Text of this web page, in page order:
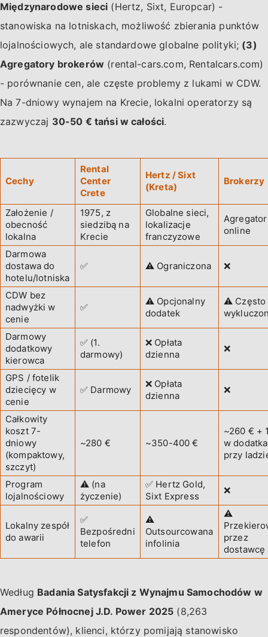
Międzynarodowe sieci (Hertz, Sixt, Europcar) -
stanowiska na lotniskach, możliwość zbierania punktów
lojalnościowych, ale standardowe globalne polityki; (3)
Agregatory brokerów (rental-cars.com, Rentalcars.com)
- porównanie cen, ale częste problemy z lukami w CDW.
Na 7-dniowy wynajem na Krecie, lokalni operatorzy są
zazwyczaj 30-50 € tańsi w całości.
Cechy
Rental
Center
Crete
Hertz / Sixt
(Kreta)
Brokerzy
Założenie /
obecność
lokalna
1975, z
siedzibą na
Krecie
Globalne sieci,
lokalizacje
franczyzowe
Agregator
online
Darmowa
dostawa do
hotelu/lotniska
✅ ⚠️ Ograniczona ❌
CDW bez
nadwyżki w
cenie
✅
⚠️ Opcjonalny
dodatek
⚠️ Często
Darmowy
dodatkowy
kierowca
✅ (1.
darmowy)
❌ Opłata
dzienna
❌
GPS / fotelik
dziecięcy w
cenie
✅ Darmowy
❌ Opłata
dzienna
❌
Całkowity
koszt 7-
dniowy
(kompaktowy,
szczyt)
~280 € ~350-400 €
~260 € +
w
przy
Program
lojalnościowy
⚠️ (na
życzenie)
✅ Hertz Gold,
Sixt Express
❌
Lokalny zespół
do awarii
✅
Bezpośredni
telefon
⚠️
Outsourcowana
infolinia
⚠️
przez
dostawcę
Według Badania Satysfakcji z Wynajmu Samochodów w
Ameryce Północnej J.D. Power 2025 (8,263
respondentów), klienci, którzy pomijają stanowisko